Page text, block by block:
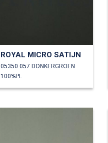
ROYAL MICRO SATIJN
05350.057 DONKERGROEN
100%PL